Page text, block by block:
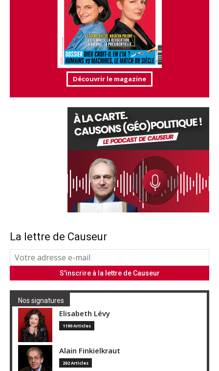
Découvrir le magazine
La lettre de Causeur
Nos signatures
Elisabeth Lévy
1190 Articles
Alain Finkielkraut
202 Articles